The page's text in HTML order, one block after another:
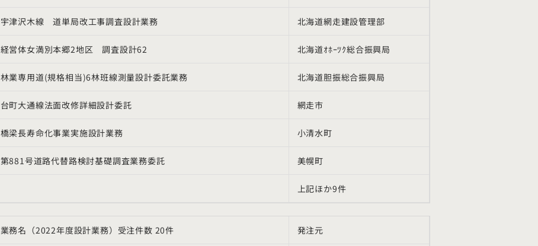
宇津沢木線 道単局改工事調査設計業務 北海道網走建設管理部
経営体女満別本郷2地区 調査設計62 北海道ｵﾎｰﾂｸ総合振興局
林業専用道(規格相当)6林班線測量設計委託業務 北海道胆振総合振興局
台町大通線法面改修詳細設計委託 網走市
橋梁長寿命化事業実施設計業務 小清水町
第881号道路代替路検討基礎調査業務委託 美幌町
上記ほか9件
業務名（2022年度設計業務）受注件数 20件 発注元